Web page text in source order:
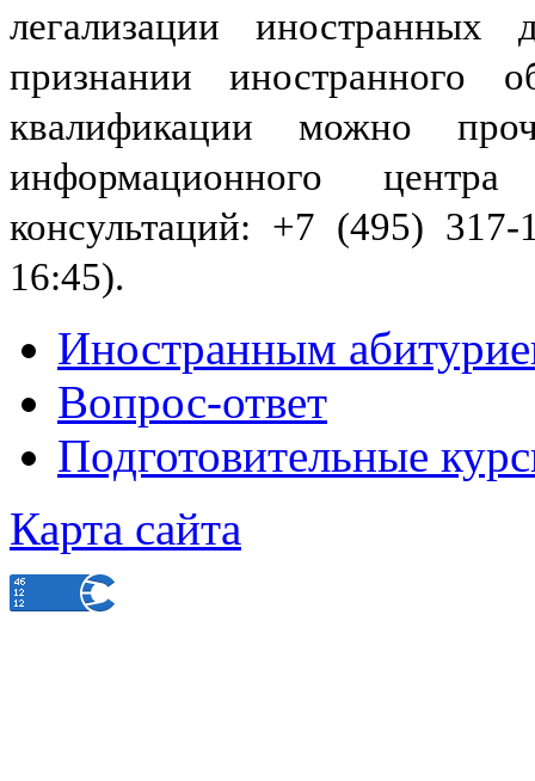
легализации
признании иностранного
квалификации можно
информационного
консультаций: +7 (495)
16:45).
Иностранным
Вопрос-ответ
Подготовительные
Карта сайта